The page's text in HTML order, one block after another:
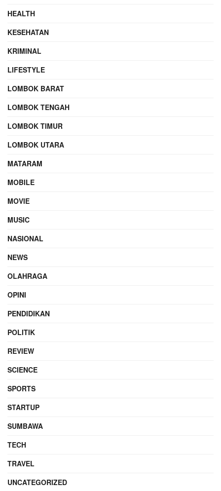
HEALTH
KESEHATAN
KRIMINAL
LIFESTYLE
LOMBOK BARAT
LOMBOK TENGAH
LOMBOK TIMUR
LOMBOK UTARA
MATARAM
MOBILE
MOVIE
MUSIC
NASIONAL
NEWS
OLAHRAGA
OPINI
PENDIDIKAN
POLITIK
REVIEW
SCIENCE
SPORTS
STARTUP
SUMBAWA
TECH
TRAVEL
UNCATEGORIZED